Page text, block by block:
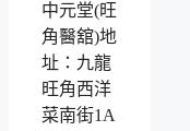
中元堂(旺
角醫舘)地
址：九龍
旺角西洋
菜南街1A